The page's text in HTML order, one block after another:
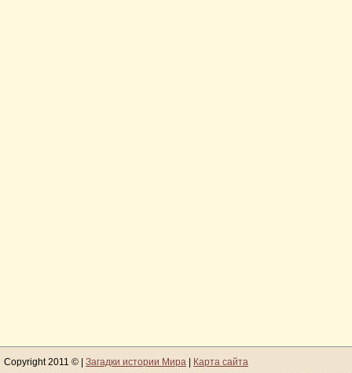
Copyright 2011 © | Загадки истории Мира
Карта сайта